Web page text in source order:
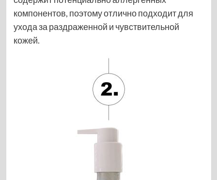
компонентов, поэтому отлично подходит для
ухода за раздраженной и чувствительной
кожей.